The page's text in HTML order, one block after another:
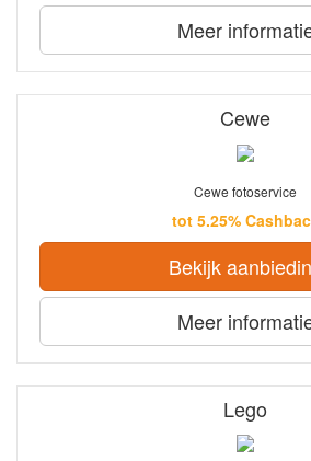
Meer
Cewe
Cewe fotoservice
tot 5.25%
Bekijk
Meer
Lego